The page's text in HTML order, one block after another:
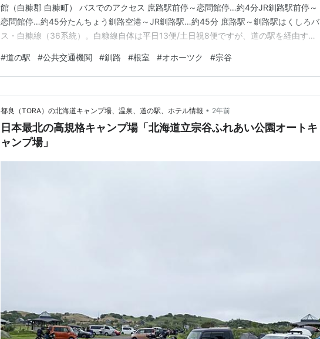
館（白糠郡 白糠町） バスでのアクセス 庶路駅前停～恋問館停…約4分JR釧路駅前停～
恋問館停…約45分たんちょう釧路空港～JR釧路駅…約45分 庶路駅～釧路駅はくしろバ
ス・白糠線（36系統）。白糠線自体は平日13便/土日祝8便ですが、道の駅を経由する
570円。 庶路駅からバスで4～5分と近そうですが、距離で言うと約3.5km、というと
ころです。遠い。
#道の駅 #公共交通機関 #釧路 #根室 #オホーツク #宗谷
都良（TORA）の北海道キャンプ場、温泉、道の駅、ホテル情報 • 2年前
日本最北の高規格キャンプ場「北海道立宗谷ふれあい公園オートキ
ャンプ場」